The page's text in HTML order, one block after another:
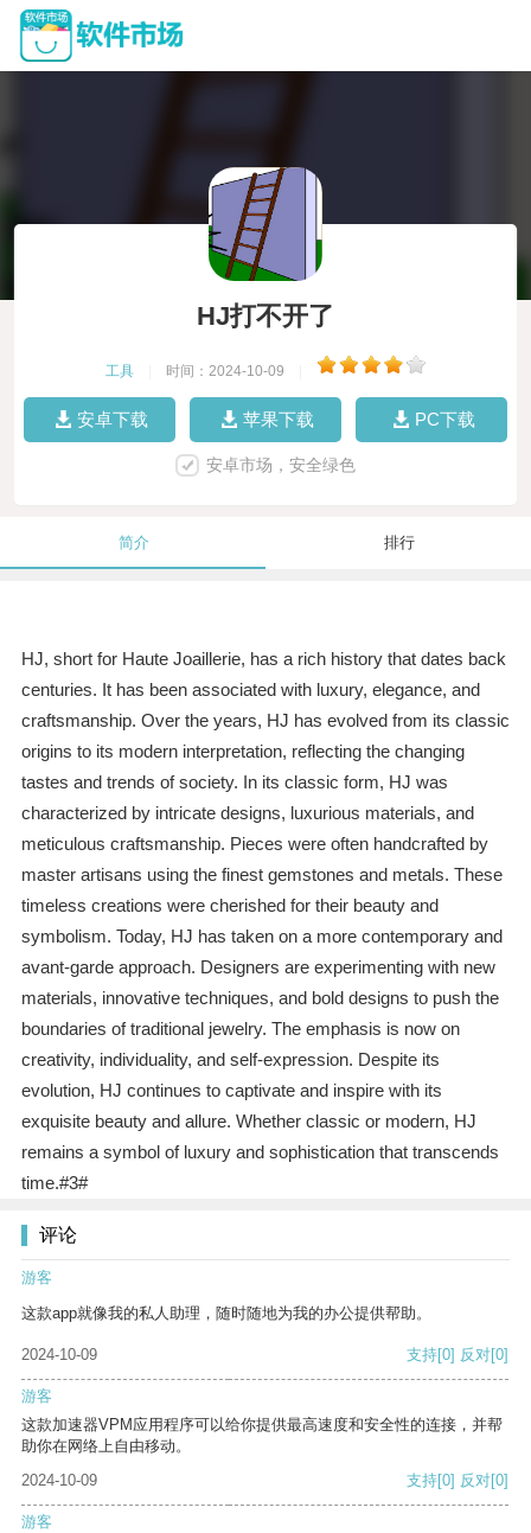
HJ打不开了
工具 时间：2024-10-09
安卓下载 苹果下载 PC下载
安卓市场，安全绿色
简介 排行
HJ, short for Haute Joaillerie, has a rich history that dates back
centuries. It has been associated with luxury, elegance, and
craftsmanship. Over the years, HJ has evolved from its classic
origins to its modern interpretation, reflecting the changing
tastes and trends of society. In its classic form, HJ was
characterized by intricate designs, luxurious materials, and
meticulous craftsmanship. Pieces were often handcrafted by
master artisans using the finest gemstones and metals. These
timeless creations were cherished for their beauty and
symbolism. Today, HJ has taken on a more contemporary and
avant-garde approach. Designers are experimenting with new
materials, innovative techniques, and bold designs to push the
boundaries of traditional jewelry. The emphasis is now on
creativity, individuality, and self-expression. Despite its
evolution, HJ continues to captivate and inspire with its
exquisite beauty and allure. Whether classic or modern, HJ
remains a symbol of luxury and sophistication that transcends
time.#3#
评论
游客
这款app就像我的私人助理，随时随地为我的办公提供帮助。
2024-10-09 支持[0] 反对[0]
游客
这款加速器VPM应用程序可以给你提供最高速度和安全性的连接，并帮
助你在网络上自由移动。
2024-10-09
支持[0] 反对[0]
游客